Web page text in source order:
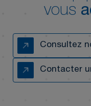
vous
Consultez
Contacter